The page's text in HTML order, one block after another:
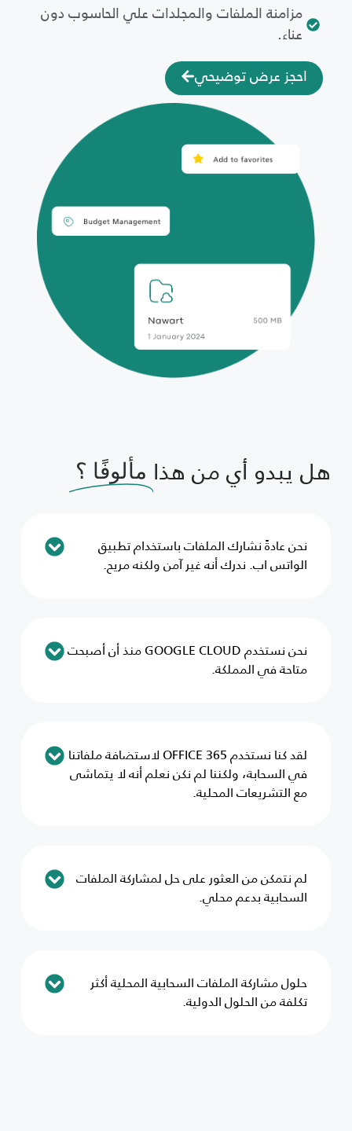
مزامنة الملفات والمجلدات علي الحاسوب دون
عناء.
احجز عرض توضيحي
هل يبدو أي من هذا مألوفًا ؟
نحن عادةً نشارك الملفات باستخدام تطبيق
الواتس اب. ندرك أنه غير آمن ولكنه مريح.
نحن نستخدم GOOGLE CLOUD منذ أن أصبحت
متاحة في المملكة.
لقد كنا نستخدم OFFICE 365 لاستضافة ملفاتنا
في السحابة، ولكننا لم نكن نعلم أنه لا يتماشى
مع التشريعات المحلية.
لم نتمكن من العثور على حل لمشاركة الملفات
السحابية بدعم محلي.
حلول مشاركة الملفات السحابية المحلية أكثر
تكلفة من الحلول الدولية.